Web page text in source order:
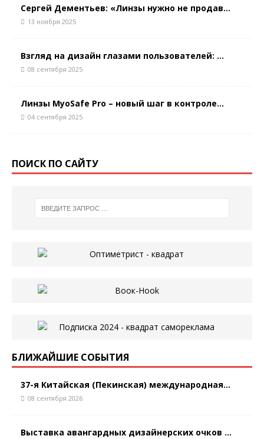
Сергей Дементьев: «Линзы нужно не продав...
13 ноября 2025
Взгляд на дизайн глазами пользователей: ...
08 сентября 2025
Линзы MyoSafe Pro – новый шаг в контроле...
04 сентября 2025
ПОИСК ПО САЙТУ
БЛИЖАЙШИЕ СОБЫТИЯ
37-я Китайская (Пекинская) международная...
08 сентября 2026
Выставка авангардных дизайнерских очков ...